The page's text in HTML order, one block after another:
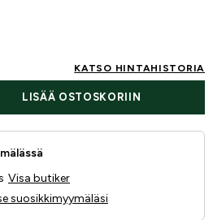
KATSO HINTAHISTORIA
LISÄÄ OSTOSKORIIN
Visa butiker
suosikkimyymäläsi